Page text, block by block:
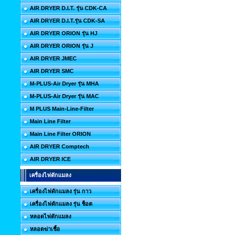
AIR DRYER D.I.T. รุ่น CDK-CA
AIR DRYER D.I.T.รุ่น CDK-SA
AIR DRYER ORION รุ่น HJ
AIR DRYER ORION รุ่น J
AIR DRYER JMEC
AIR DRYER SMC
M-PLUS-Air Dryer รุ่น MHA
M-PLUS-Air Dryer รุ่น MAC
M PLUS Main-Line-Filter
Main Line Filter
Main Line Filter ORION
AIR DRYER Comptech
AIR DRYER ICE
เครื่องไฟดักแมลง
เครื่องไฟดักแมลง รุ่น กาว
เครื่องไฟดักแมลง รุ่น ช็อต
หลอดไฟดักแมลง
หลอดฆ่าเชื้อ